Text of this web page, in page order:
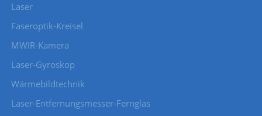
Laser
Faseroptik-Kreisel
MWIR-Kamera
Laser-Gyroskop
Wärmebildtechnik
Laser-Entfernungsmesser-Fernglas